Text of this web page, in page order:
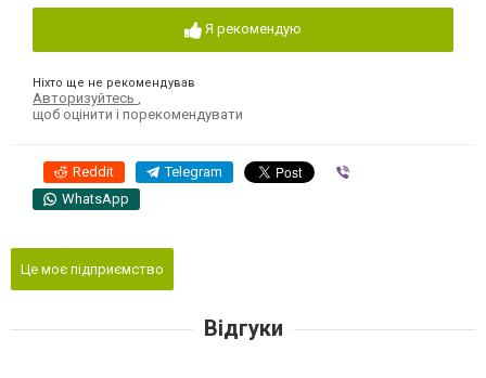
Я рекомендую
Ніхто ще не рекомендував
Авторизуйтесь
щоб оцінити і порекомендувати
Reddit Telegram
WhatsApp
Це моє підприємство
Відгуки